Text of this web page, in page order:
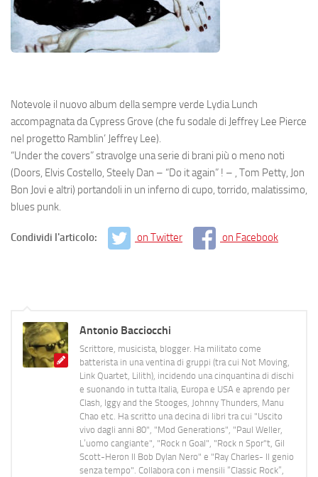
Notevole il nuovo album della sempre verde Lydia Lunch
accompagnata da Cypress Grove (che fu sodale di Jeffrey Lee Pierce
nel progetto Ramblin’ Jeffrey Lee).
“Under the covers” stravolge una serie di brani più o meno noti
(Doors, Elvis Costello, Steely Dan – “Do it again” ! – , Tom Petty, Jon
Bon Jovi e altri) portandoli in un inferno di cupo, torrido, malatissimo,
blues punk.
Condividi l'articolo: on Twitter on Facebook
Antonio Bacciocchi
Scrittore, musicista, blogger. Ha militato come
batterista in una ventina di gruppi (tra cui Not Moving,
Link Quartet, Lilith), incidendo una cinquantina di dischi
e suonando in tutta Italia, Europa e USA e aprendo per
Clash, Iggy and the Stooges, Johnny Thunders, Manu
Chao etc. Ha scritto una decina di libri tra cui "Uscito
vivo dagli anni 80", "Mod Generations", "Paul Weller,
L’uomo cangiante", "Rock n Goal", "Rock n Spor"t, Gil
Scott-Heron Il Bob Dylan Nero" e "Ray Charles- Il genio
senza tempo". Collabora con i mensili “Classic Rock”,